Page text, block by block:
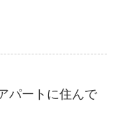
パートに住んで